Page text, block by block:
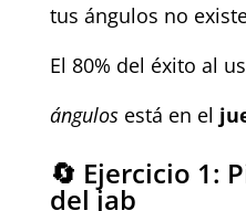
tus ángulos no
El 80% del éxito al
ángulosestá en el
🔄 Ejercicio 1:
del jab